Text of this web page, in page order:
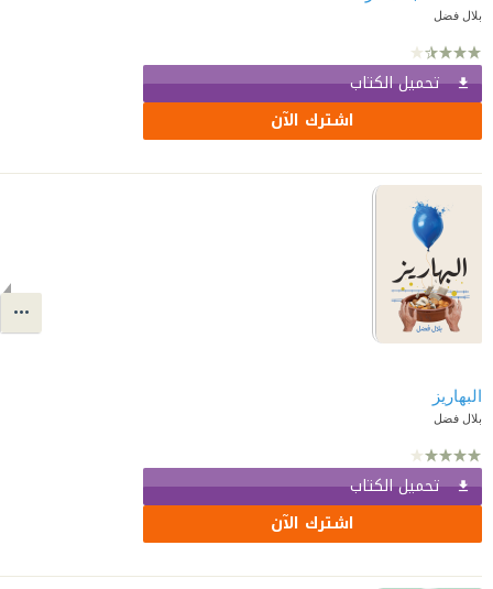
بلال فضل
تحميل الكتاب
اشترك الآن
البهاريز
بلال فضل
تحميل الكتاب
اشترك الآن